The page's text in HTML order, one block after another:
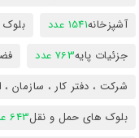
آشپزخانه1541 عدد
جزئیات پایه763 عدد
شرکت ، دفتر کار ، سازمان ،
بلوک های حمل و نقل643 عدد